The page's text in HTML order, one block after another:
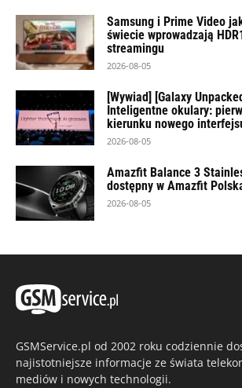
Samsung i Prime Video
świecie wprowadzają
streamingu
2026-08-05
[Wywiad] [Galaxy
Inteligentne okulary:
kierunku nowego
2026-08-05
Amazfit Balance 3
dostępny w Amazfit
2026-08-05
GSMService.pl od 2002 roku codziennie
najistotniejsze informacje ze świata
mediów i nowych technologii.